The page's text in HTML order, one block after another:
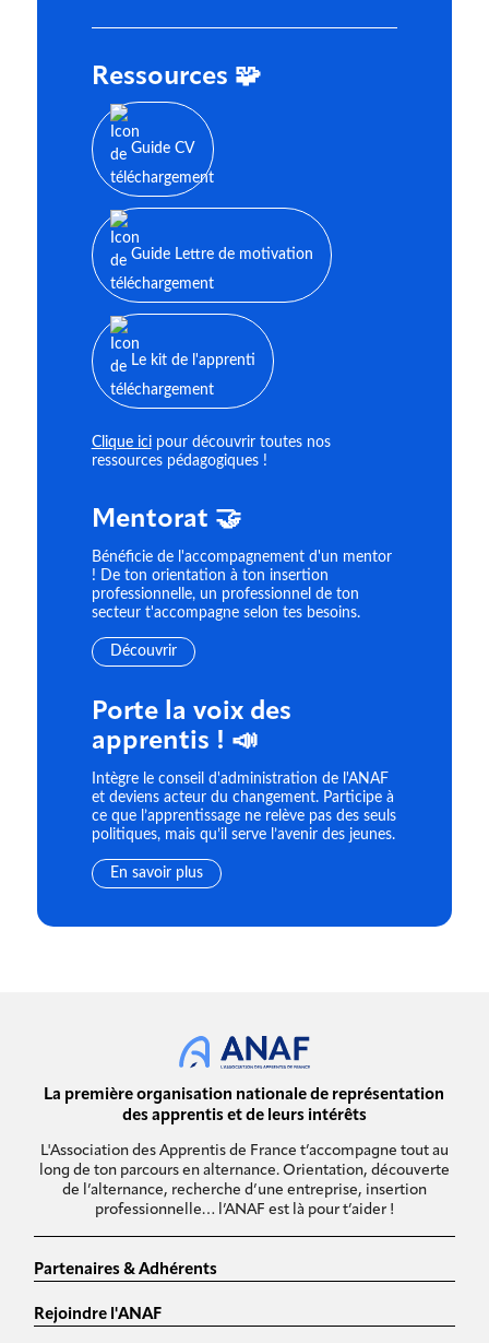
Ressources 🧩
Guide CV
Guide Lettre de motivation
Le kit de l'apprenti
Clique icipour découvrir toutes nos
ressources pédagogiques !
Mentorat 🤝
Bénéficie de l'accompagnement d'un mentor
! De ton orientation à ton insertion
professionnelle, un professionnel de ton
secteur t'accompagne selon tes besoins.
Découvrir
Porte la voix des
apprentis ! 📣
Intègre le conseil d'administration de l'ANAF
et deviens acteur du changement. Participe à
ce que l’apprentissage ne relève pas des seuls
politiques, mais qu’il serve l’avenir des jeunes.
En savoir plus
La première organisation nationale de représentation
des apprentis et de leurs intérêts
L'Association des Apprentis de France t’accompagne tout au
long de ton parcours en alternance. Orientation, découverte
de l’alternance, recherche d’une entreprise, insertion
professionnelle… l’ANAF est là pour t’aider !
Partenaires & Adhérents
Rejoindre l'ANAF